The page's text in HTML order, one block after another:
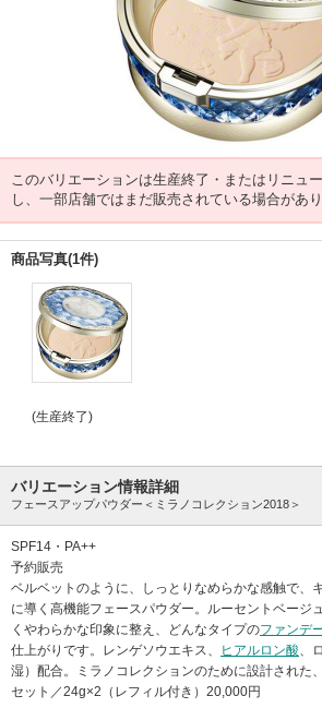
このバリエーションは生産終了・またはリニュ
し、一部店舗ではまだ販売されている場合があり
商品写真(1件)
(生産終了)
バリエーション情報詳細
フェースアップパウダー＜ミラノコレクション2018＞
SPF14・PA++
予約販売
ベルベットのように、しっとりなめらかな感触で、
に導く高機能フェースパウダー。ルーセントベージ
くやわらかな印象に整え、どんなタイプのファンデ
仕上がりです。レンゲソウエキス、
ヒアルロン酸 、
湿）配合。ミラノコレクションのために設計された
セット／24g×2（レフィル付き）20,000円